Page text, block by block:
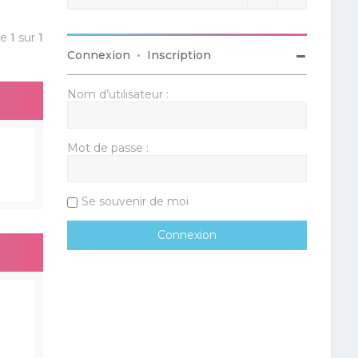
1 sur1
Connexion • Inscription
Nom d’utilisateur :
Mot de passe :
Se souvenir de moi